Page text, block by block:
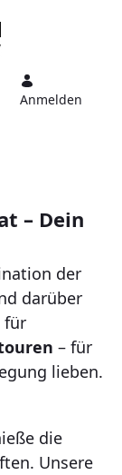
Anmelden
– Dein
der
darüber
für
– für
lieben.
die
Unsere